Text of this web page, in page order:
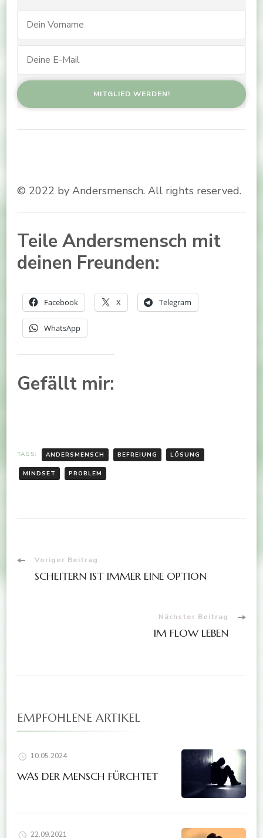
© 2022 by Andersmensch. All rights reserved.
Teile Andersmensch mit
deinen Freunden:
Facebook X Telegram
WhatsApp
Gefällt mir:
TAGS: ANDERSMENSCH BEFREIUNG LÖSUNG
MINDSET PROBLEM
Voriger Beitrag
SCHEITERN IST IMMER EINE OPTION
Nächster Beitrag
IM FLOW LEBEN
EMPFOHLENE ARTIKEL
10.05.2024
WAS DER MENSCH FÜRCHTET
22.09.2021